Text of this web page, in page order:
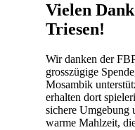
Vielen
Triesen!
Wir danken der
grosszügige
Mosambik
erhalten dort
sichere Umgebung
warme Mahlzeit,